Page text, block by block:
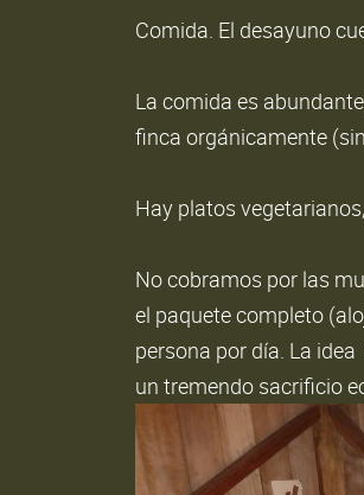
Comida. El desayuno
La comida es
finca orgánicamente
Hay platos
No cobramos por las
el paquete completo
persona por día. La
un tremendo sacrificio